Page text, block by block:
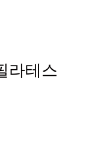
라테스